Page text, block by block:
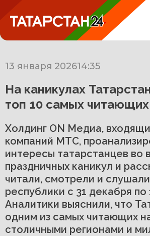
13 января 202614:35
На каникулах
топ 10 самых
Холдинг ON Медиа,
компаний МТС,
интересы татарстанцев во
праздничных каникул и
читали, смотрели и
республики с 31 декабря по
Аналитики выяснили, что
одним из самых читающих
столичными регионами и